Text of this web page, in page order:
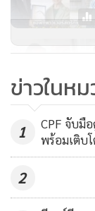
ข่าวในห
1
CPF จับมื
พร้อมเติบ
2